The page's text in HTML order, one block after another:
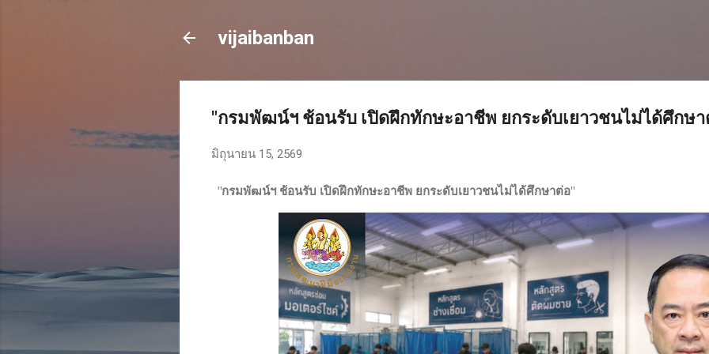
vijaibanban
"กรมพัฒน์ฯ ช้อนรับ เปิดฝึกทักษะอาชีพ ยกระดับเยาวชนไม่ได้ศึกษา
มิถุนายน 15, 2569
"กรมพัฒน์ฯ ช้อนรับ เปิดฝึกทักษะอาชีพ ยกระดับเยาวชนไม่ได้ศึกษาต่อ"